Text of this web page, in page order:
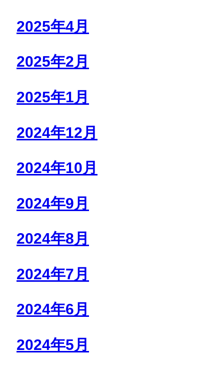
2025年4月
2025年2月
2025年1月
2024年12月
2024年10月
2024年9月
2024年8月
2024年7月
2024年6月
2024年5月